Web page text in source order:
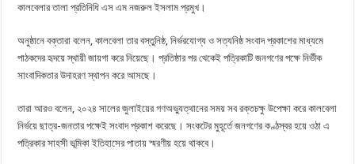
কালবেলার তালা প্রতিনিধি এস এম নজরুল ইসলাম প্রমুখ।
অনুষ্ঠানে বক্তারা বলেন, কালবেলা তার বস্তুনিষ্ঠ, নির্ভরযোগ্য ও সত্যনিষ্ঠ সংবাদ প্রকাশের মাধ্যমে
পাঠকদের হৃদয়ে স্থায়ী জায়গা করে নিয়েছে। প্রতিষ্ঠার পর থেকেই পত্রিকাটি জনগণের পক্ষে নির্ভীক
সাংবাদিকতার উদাহরণ স্থাপন করে আসছে।
তারা আরও বলেন, ২০২৪ সালের জুলাইয়ের গণঅভ্যুত্থানের সময় সব রক্তচক্ষু উপেক্ষা করে কালবেলা
নির্ভয়ে ছাত্র-জনতার পক্ষেই সংবাদ প্রকাশ করেছে। সংকটের মুহূর্তে জনগণের কণ্ঠস্বর হয়ে ওঠা এ
পত্রিকার সাহসী ভূমিকা ইতিহাসের পাতায় স্মরণীয় হয়ে থাকবে।